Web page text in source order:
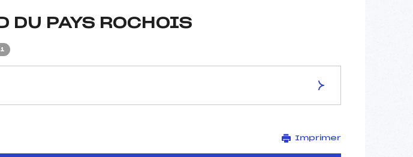
DU PAYS ROCHOIS
–
Distance :
3.5 km
Imprimer